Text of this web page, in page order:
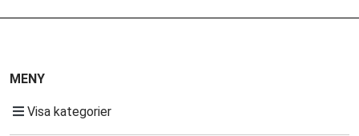
MENY
Visa kategorier